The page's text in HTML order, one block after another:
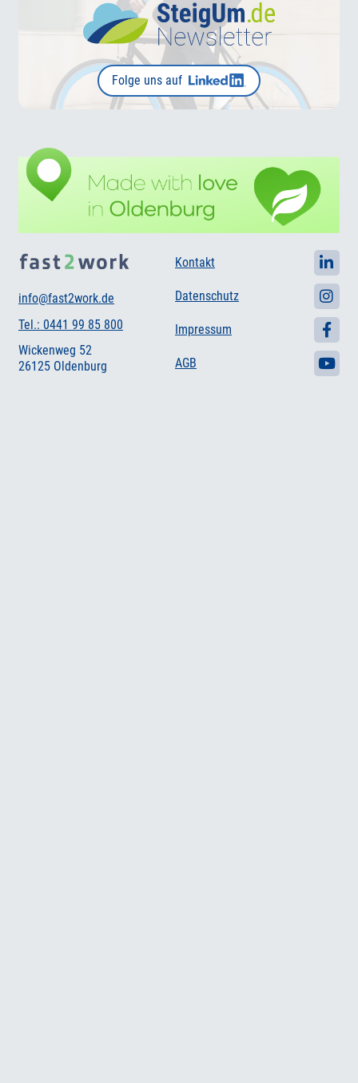
Folge uns auf
info@fast2work.de
Tel.: 0441 99 85 800
Wickenweg 52
26125 Oldenburg
Kontakt
Datenschutz
Impressum
AGB